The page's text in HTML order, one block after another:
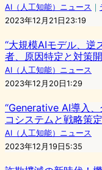
AI（人工知能）ニュース ｜
2023年12月21日23:19
“大規模AIモデル、逆
者、原因特定と対策
AI（人工知能）ニュース
2023年12月20日1:29
“Generative AI導入
コシステムと戦略策
AI（人工知能）ニュース
2023年12月19日5:35